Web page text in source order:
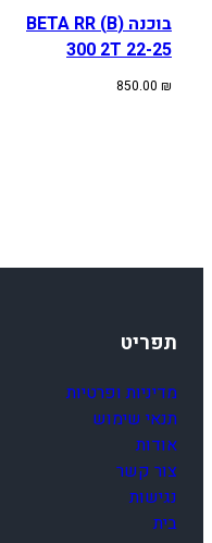
בוכנה (B) BETA RR
300 2T 22-25
850.00 ₪
תפריט
מדיניות ופרטיות
תנאי שימוש
אודות
צור קשר
נגישות
בית